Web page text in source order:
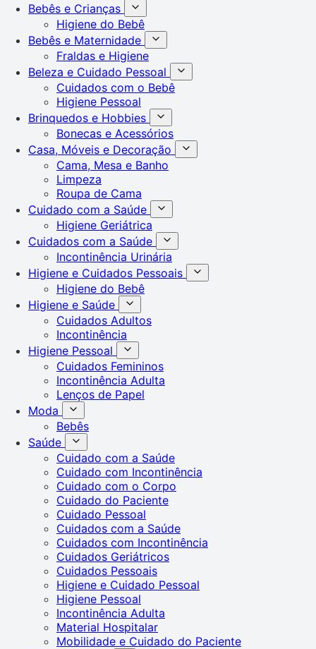
Bebês e Crianças
Higiene do Bebê
Bebês e Maternidade
Fraldas e Higiene
Beleza e Cuidado Pessoal
Cuidados com o Bebê
Higiene Pessoal
Brinquedos e Hobbies
Bonecas e Acessórios
Casa, Móveis e Decoração
Cama, Mesa e Banho
Limpeza
Roupa de Cama
Cuidado com a Saúde
Higiene Geriátrica
Cuidados com a Saúde
Incontinência Urinária
Higiene e Cuidados Pessoais
Higiene do Bebê
Higiene e Saúde
Cuidados Adultos
Incontinência
Higiene Pessoal
Cuidados Femininos
Incontinência Adulta
Lenços de Papel
Moda
Bebês
Saúde
Cuidado com a Saúde
Cuidado com Incontinência
Cuidado com o Corpo
Cuidado do Paciente
Cuidado Pessoal
Cuidados com a Saúde
Cuidados com Incontinência
Cuidados Geriátricos
Cuidados Pessoais
Higiene e Cuidado Pessoal
Higiene Pessoal
Incontinência Adulta
Material Hospitalar
Mobilidade e Cuidado do Paciente